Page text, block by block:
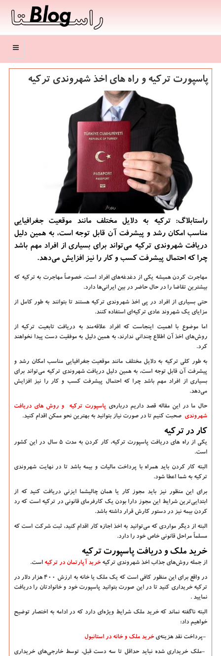
منو
پاسپورت ترکیه و راه های اخذ شهروندی ترکیه
راستابلاگ: ترکیه به دلایل مختلف مانند موقعیت جغرافیایی
مناسب امکان رشد و پیشرفت آن قابل توجه است، به همین دلیل
دریافت شهروندی ترکیه می‌تواند برای بسیاری از افراد مهم باشد
چرا که احتمال پیشرفت کسب و کار را نیز افزایش می‌دهد.
مهاجرت کردن همیشه یکی از دغدغههای افراد است، خصوصاً مهاجرت به ترکیه که
بیشترین تقاضا را در حال حاضر در بین ایرانیها دارد.
حتی بسیاری از افراد در پی اخذ شهروندی ترکیه هستند تا بتوانند به طور کامل از
مزایای یک شهروند عادی ترکیهای استفاده کنند.
اما موضوع با اهمیت اینجاست که افراد علاقهمند به دریافت تابعیت ترکیه از
روشهای اخذ آن اطلاع چندانی ندارند، به همین دلیل به موفقیت دست پیدا نخواهند
کرد.
به طور کلی ترکیه به دلایل مختلف مانند موقعیت جغرافیایی مناسب امکان رشد و
پیشرفت آن قابل توجه است، به همین دلیل دریافت شهروندی ترکیه میتواند برای
بسیاری از افراد مهم باشد چرا که احتمال پیشرفت کسب و کار را نیز افزایش
میدهد.
حال ما در این مقاله قصد داریم دربارهی پاسپورت ترکیه و روش های دریافت
شهروندی صحبت کنیم تا در صورت نیاز بتوانید به بهترین نحو ممکن اقدام کنید.
کار در ترکیه
یکی از راه های دریافت پاسپورت ترکیه، کار کردن به مدت 5 سال در این کشور
است.
البته کار کردن باید همراه با پرداخت مالیات و بیمه باشد تا در نهایت شهروندی
ترکیه به شما اعطا شود.
برای این منظور نیز باید مجوز کار یا همان چالیشما ایزنی دریافت کنید که از
ابتداییترین شرایط این مجوز دارا بودن یک کارفرمای قانونی در ترکیه است که رد
کردن بیمه نیز در دستور کارش قرار داشته باشد.
البته از دیگر مواردی که میتوانید به اخذ اجازه کار اقدام کنید، ثبت شرکت است که
مسلماً مراحل قانونی خاص خود را دارد.
خرید ملک و دریافت پاسپورت ترکیه
از جمله روشهای جذاب اخذ شهروندی ترکیه خرید آپارتمان در ترکیه است.
در واقع برای این منظور کافی است که یک ملک یا خانه به ارزش 400 هزار دلار در
ترکیه خریداری کنید تا در این صورت بتوانید پاسپورت خود و خانوادتان را دریافت
نمایید .
البته ناگفته نماند که خرید ملک شرایط ویژهای دارد که در ادامه به اختصار توضیح
خواهیم داد:
-پرداخت نقد هزینهی خرید ملک و خانه در استانبول
-ملک خریداری شده نباید حداقل تا سه دست قبل، توسط خارجیهای خریداری